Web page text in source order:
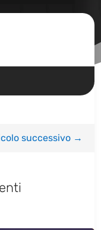
successivo→